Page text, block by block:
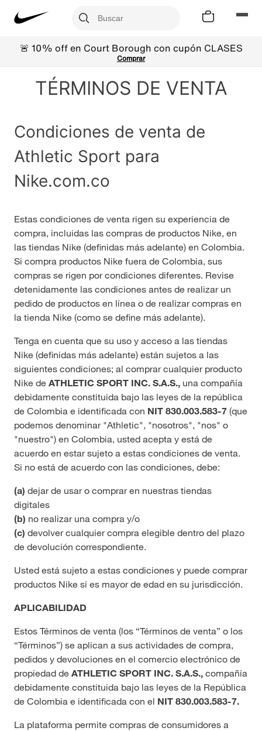
🚨 10% off en Court Borough con cupón CLASES
Comprar
TÉRMINOS DE VENTA
Condiciones de venta de
Athletic Sport para
Nike.com.co
Estas condiciones de venta rigen su experiencia de
compra, incluidas las compras de productos Nike, en
las tiendas Nike (definidas más adelante) en Colombia.
Si compra productos Nike fuera de Colombia, sus
compras se rigen por condiciones diferentes. Revise
detenidamente las condiciones antes de realizar un
pedido de productos en línea o de realizar compras en
la tienda Nike (como se define más adelante).
Tenga en cuenta que su uso y acceso a las tiendas
Nike (definidas más adelante) están sujetos a las
siguientes condiciones; al comprar cualquier producto
Nike de ATHLETIC SPORT INC. S.A.S., una compañía
debidamente constituida bajo las leyes de la república
de Colombia e identificada con NIT 830.003.583-7 (que
podemos denominar "Athletic", "nosotros", "nos" o
"nuestro") en Colombia, usted acepta y está de
acuerdo en estar sujeto a estas condiciones de venta.
Si no está de acuerdo con las condiciones, debe:
(a) dejar de usar o comprar en nuestras tiendas
digitales
(b) no realizar una compra y/o
(c) devolver cualquier compra elegible dentro del plazo
de devolución correspondiente.
Usted está sujeto a estas condiciones y puede comprar
productos Nike si es mayor de edad en su jurisdicción.
APLICABILIDAD
Estos Términos de venta (los “Términos de venta” o los
“Términos”) se aplican a sus actividades de compra,
pedidos y devoluciones en el comercio electrónico de
propiedad de ATHLETIC SPORT INC. S.A.S., compañía
debidamente constituida bajo las leyes de la República
de Colombia e identificada con el NIT 830.003.583-7.
La plataforma permite compras de consumidores a